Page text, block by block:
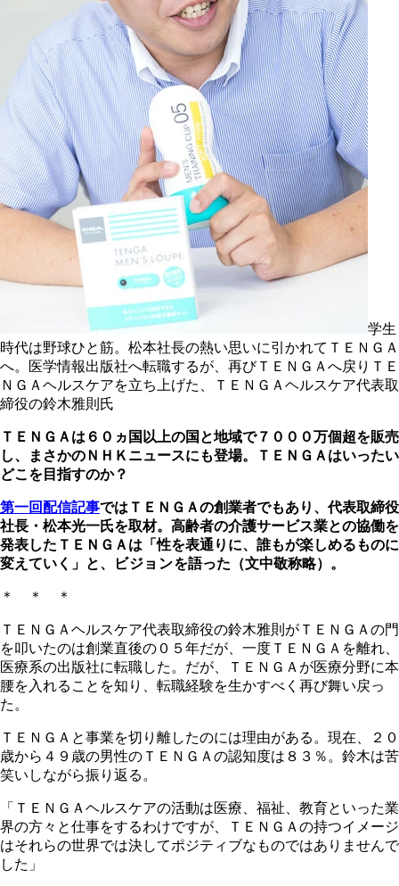
学生
時代は野球ひと筋。松本社長の熱い思いに引かれてＴＥＮＧＡ
へ。医学情報出版社へ転職するが、再びＴＥＮＧＡへ戻りＴＥ
ＮＧＡヘルスケアを立ち上げた、ＴＥＮＧＡヘルスケア代表取
締役の鈴木雅則氏
ＴＥＮＧＡは６０ヵ国以上の国と地域で７０００万個超を販売
し、まさかのＮＨＫニュースにも登場。
ＴＥＮＧＡはいったい
どこを目指すのか？
第一回配信記事ではＴＥＮＧＡの創業者でもあり、代表取締役
社長・松本光一氏を取材。高齢者の介護サービス業との協働を
発表したＴＥＮＧＡは「性を表通りに、誰もが楽しめるものに
変えていく」と、
ビジョンを語った（文中敬称略）。
＊ ＊ ＊
ＴＥＮＧＡヘルスケア代表取締役の鈴木雅則がＴＥＮＧＡの門
を叩いたのは創業直後の０５年だが、一度ＴＥＮＧＡを離れ、
医療系の出版社に転職した。だが、ＴＥＮＧＡが医療分野に本
腰を入れることを知り、転職経験を生かすべく再び舞い戻っ
た。
ＴＥＮＧＡと事業を切り離したのには理由がある。現在、２０
歳から４９歳の男性のＴＥＮＧＡの認知度は８３％。鈴木は苦
笑いしながら振り返る。
「ＴＥＮＧＡヘルスケアの活動は医療、福祉、教育といった業
界の方々と仕事をするわけですが、ＴＥＮＧＡの持つイメージ
はそれらの世界では決してポジティブなものではありませんで
した」